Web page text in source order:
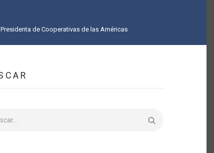
de Cooperativas de las Américas